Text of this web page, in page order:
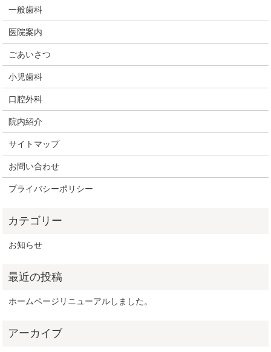
一般歯科
医院案内
ごあいさつ
小児歯科
口腔外科
院内紹介
サイトマップ
お問い合わせ
プライバシーポリシー
お知らせ
ホームページリニューアルしました。